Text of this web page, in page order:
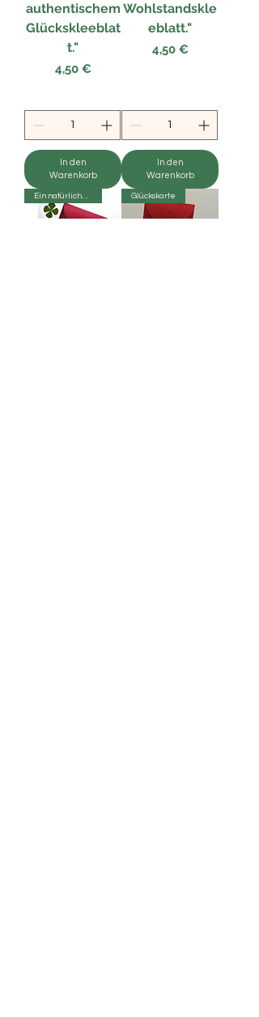
authentischem
Glückskleeblat
t."
Preis
4,50 €
In den
Warenkorb
Wohlstandskle
eblatt."
Preis
4,50 €
In den
Warenkorb
Ein natürlicher Charme Glückskarte